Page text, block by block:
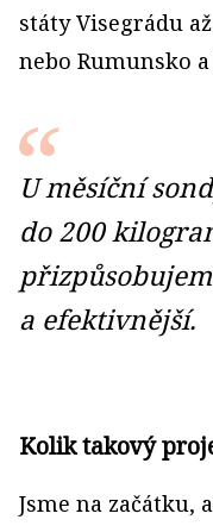
státy Visegrádu
nebo Rumunsko
U měsíční
do 200
a efektivnější.
Kolik takový
Jsme na začátku,